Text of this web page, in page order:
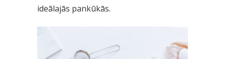
ideālajās pankūkās.